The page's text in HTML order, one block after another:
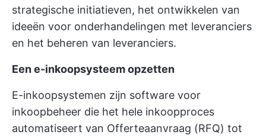
strategische initiatieven, het ontwikkelen van
ideeën voor onderhandelingen met leveranciers
en het beheren van leveranciers.
Een e-inkoopsysteem opzetten
E-inkoopsystemen zijn software voor
inkoopbeheer die het hele inkoopproces
automatiseert van Offerteaanvraag (RFQ) tot